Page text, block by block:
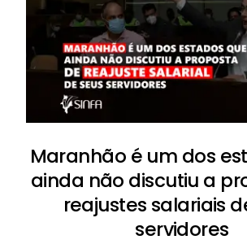
Maranhão é um dos
ainda não discutiu a
reajustes salariais
servidores